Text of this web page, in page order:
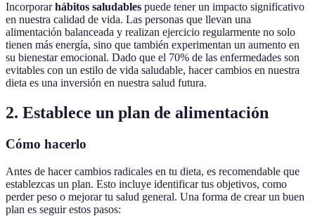
Incorporarhábitos saludables puede tener un impacto significativo
en nuestra calidad de vida. Las personas que llevan una
alimentación balanceada y realizan ejercicio regularmente no solo
tienen más energía, sino que también experimentan un aumento en
su bienestar emocional. Dado que el 70% de las enfermedades son
evitables con un estilo de vida saludable, hacer cambios en nuestra
dieta es una inversión en nuestra salud futura.
2. Establece un plan de alimentación
Cómo hacerlo
Antes de hacer cambios radicales en tu dieta, es recomendable que
establezcas un plan. Esto incluye identificar tus objetivos, como
perder peso o mejorar tu salud general. Una forma de crear un buen
plan es seguir estos pasos: